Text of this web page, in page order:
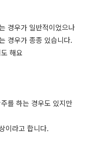
경우가 일반적이었으나
경우가 종종 있습니다.
해요
를 하는 경우도 있지만
이라고 합니다.